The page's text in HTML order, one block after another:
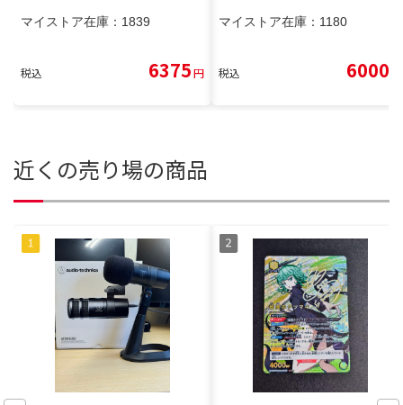
マイストア在庫： 1839
税込 6375円
マイストア在庫： 1180
税込 6000
近くの売り場の商品